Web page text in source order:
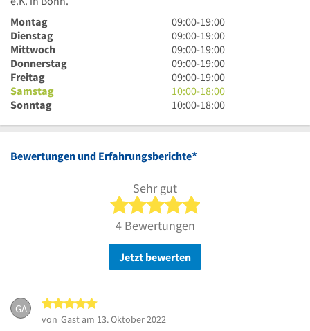
Montag
9
Uhr
bis
19
Uhr
09:00-19:00
Dienstag
9
Uhr
bis
19
Uhr
09:00-19:00
Mittwoch
9
Uhr
bis
19
Uhr
09:00-19:00
Donnerstag
9
Uhr
bis
19
09:00-19:00
Freitag
9
Uhr
bis
Uhr
09:00-19:00
Samstag
10
Uhr
18
10:00-18:00
Sonntag
10
bis
Uhr
10:00-18:00
Bewertungen und Erfahrungsberichte*
Sehr gut
5 von 5 Sternen
4 Bewertungen
Jetzt bewerten
GA
von Gast am 13. Oktober 2022